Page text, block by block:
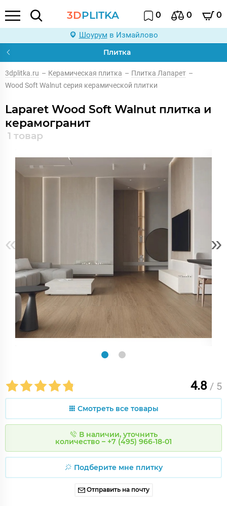
3DPLITKA 0 0 0
Шоурум в Измайлово
Плитка
3dplitka.ru – Керамическая плитка – Плитка Лапарет –
Wood Soft Walnut серия керамической плитки
Laparet Wood Soft Walnut плитка и
керамогранит
1 товар
« »
4.8 / 5
Смотреть все товары
В наличии, уточнить
количество – +7 (495) 966-18-01
Подберите мне плитку
Отправить на почту